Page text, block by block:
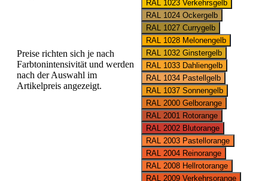
Preise richten sich je nach
Farbtonintensivität und werden
nach der Auswahl im
Artikelpreis angezeigt.